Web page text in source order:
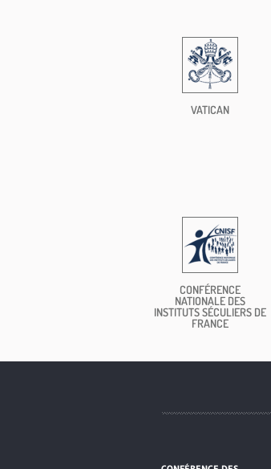
VATICAN
CONFÉRENCE
NATIONALE DES
INSTITUTS SÉCULIERS DE
FRANCE